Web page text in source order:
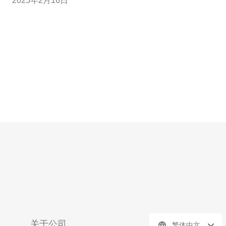
务器基础设施，为用户提供高效稳定的云服务。 新加坡作
关于公司